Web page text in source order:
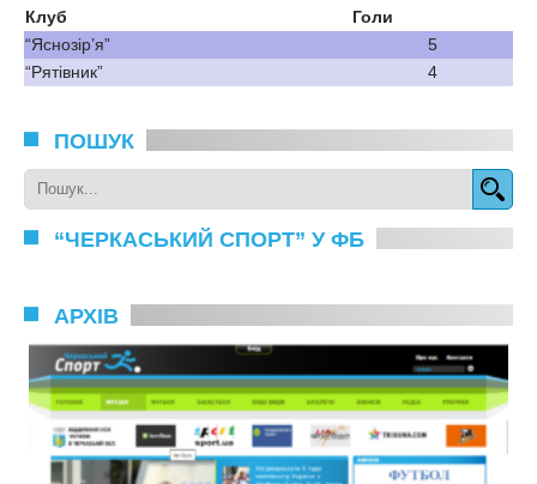
Клуб
Голи
“Яснозір’я”
5
“Рятівник”
4
ПОШУК
“ЧЕРКАСЬКИЙ СПОРТ” У ФБ
АРХІВ